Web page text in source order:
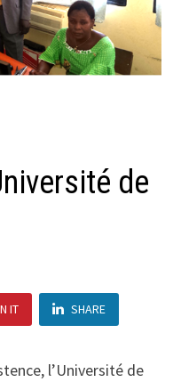
de
IT SHARE
l’Université de